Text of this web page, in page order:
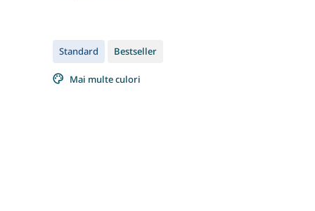
Standard Bestseller
Mai multe culori